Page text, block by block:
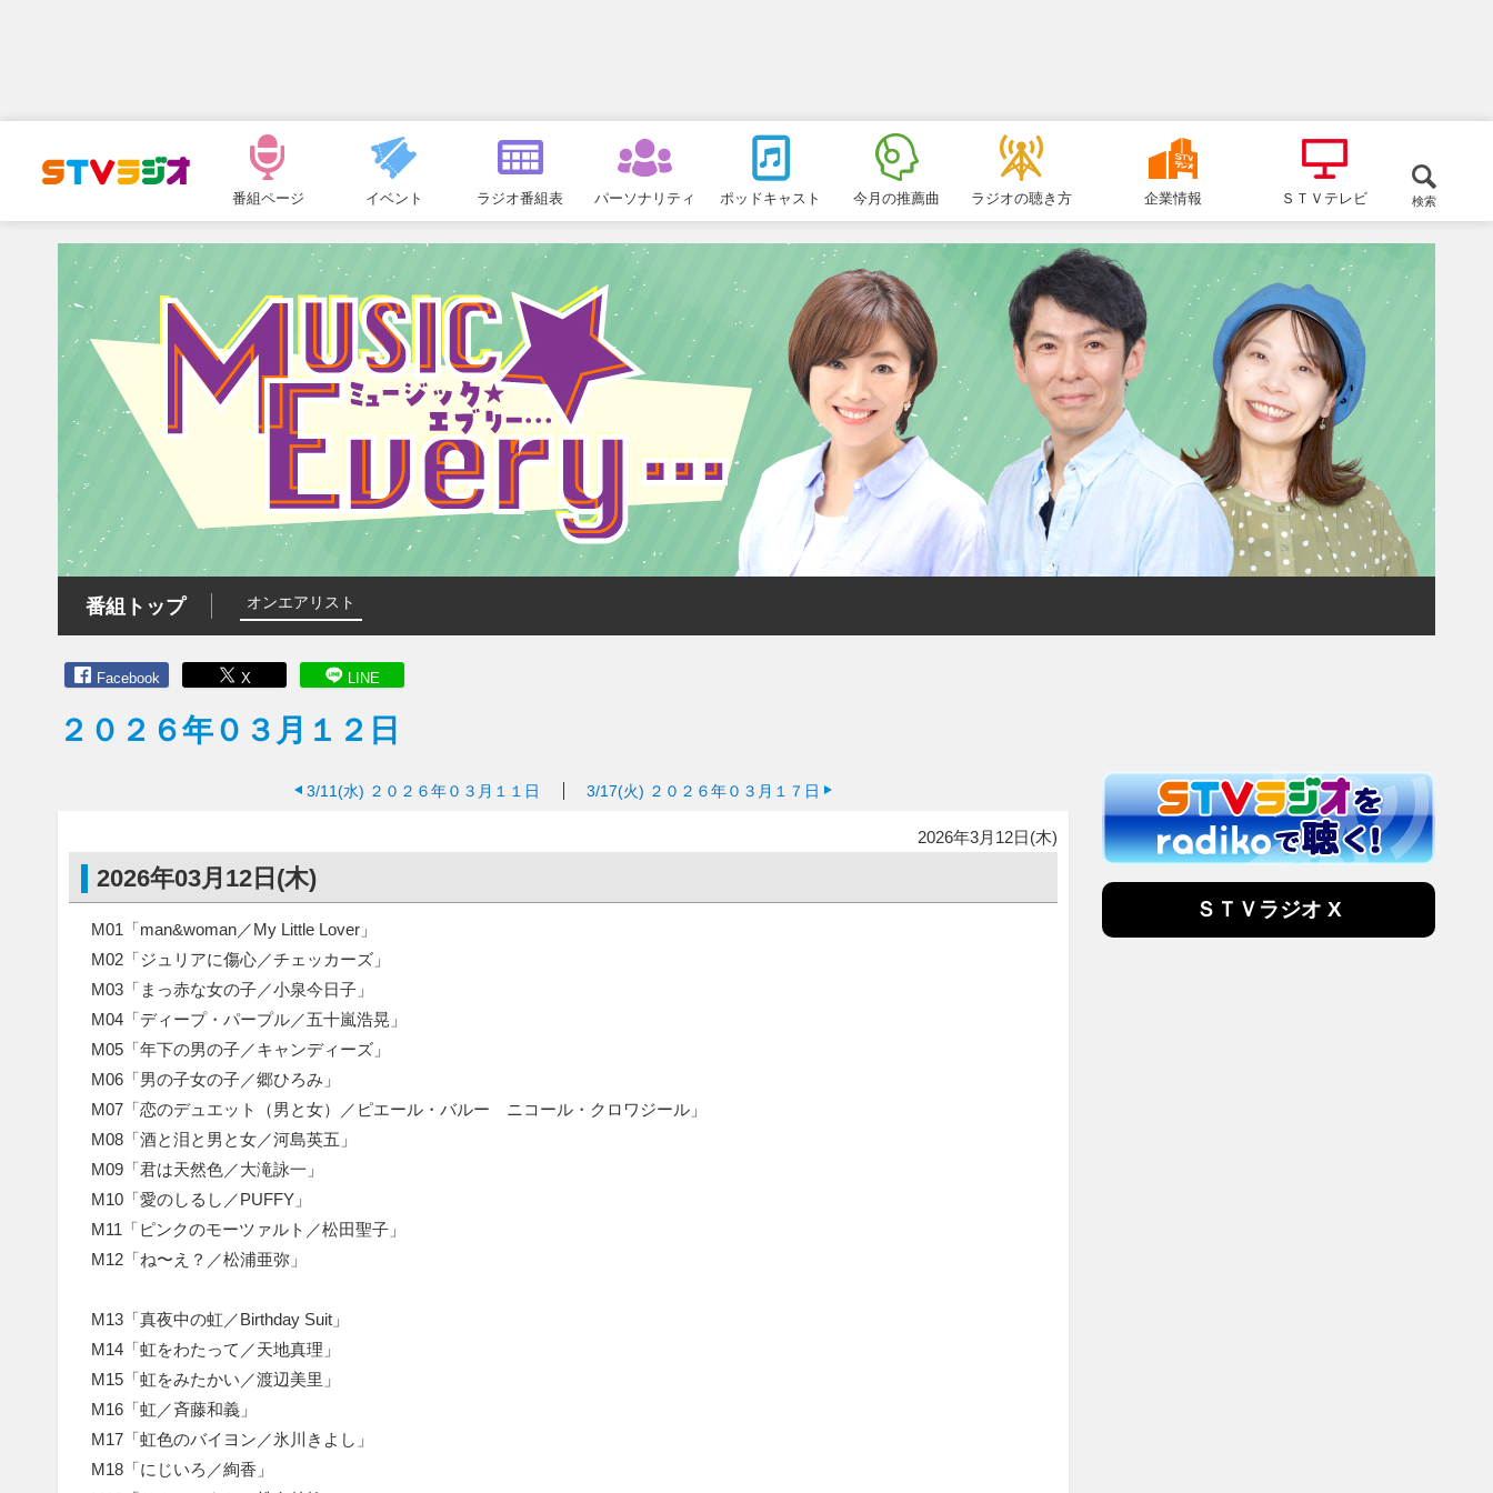
ュ
番組ページ イベント ラジオ番組表 パーソナリティ ポッドキャスト 今月の推薦曲 ラジオの聴き方 企業情報 ＳＴＶテレビ 検索
番組トップ オンエアリスト
Facebook X LINE
２０２６年０３月１２日
3/11(水) ２０２６年０３月１１日 3/17(火) ２０２６年０３月１７日
2026年3月12日(木)
2026年03月12日(木)
M01「man&woman／My Little Lover」
M02「ジュリアに傷心／チェッカーズ」
M03「まっ赤な女の子／小泉今日子」
M04「ディープ・パープル／五十嵐浩晃」
M05「年下の男の子／キャンディーズ」
M06「男の子女の子／郷ひろみ」
M07「恋のデュエット（男と女）／ピエール・バルー ニコール・クロワジール」
M08「酒と泪と男と女／河島英五」
M09「君は天然色／大滝詠一」
M10「愛のしるし／PUFFY」
M11「ピンクのモーツァルト／松田聖子」
M12「ね〜え？／松浦亜弥」
M13「真夜中の虹／Birthday Suit」
M14「虹をわたって／天地真理」
M15「虹をみたかい／渡辺美里」
M16「虹／斉藤和義」
M17「虹色のバイヨン／氷川きよし」
M18「にじいろ／絢香」
ＳＴＶラジオ X